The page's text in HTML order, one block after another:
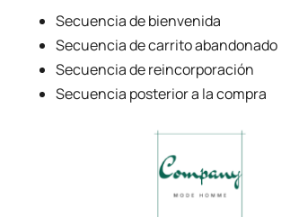
Secuencia de bienvenida
Secuencia de carrito abandonado
Secuencia de reincorporación
Secuencia posterior a la compra